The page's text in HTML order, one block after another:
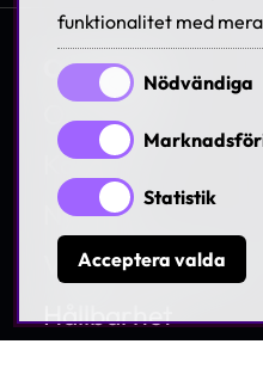
Om Askås
Om Askås
Kontakt
Nyheter
Villkor & Policies
Hållbarhet
funktionalitet med
Nödvändiga
Statistik
Acceptera valda